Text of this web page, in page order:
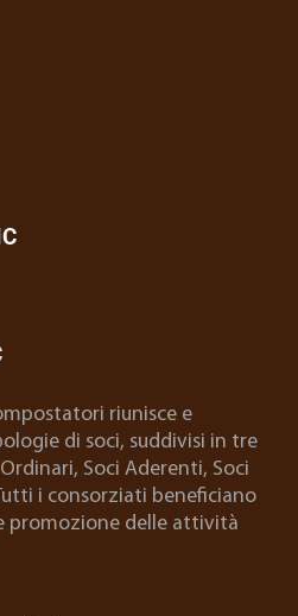
riunisce e
di soci, suddivisi in tre
Soci Aderenti, Soci
i consorziati beneficiano
promozione delle attività